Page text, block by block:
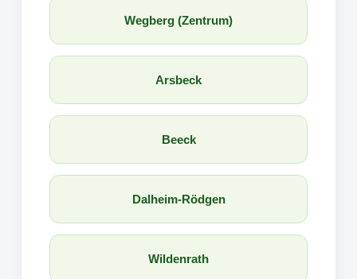
Wegberg (Zentrum)
Arsbeck
Beeck
Dalheim-Rödgen
Wildenrath